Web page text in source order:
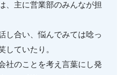
、主に営業部のみんなが担
し合い、悩んでみては唸っ
していたり。
社のことを考え言葉にし発